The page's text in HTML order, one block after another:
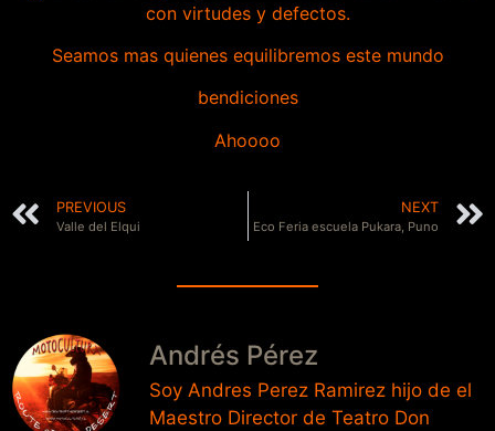
con virtudes y defectos.
Seamos mas quienes equilibremos este mundo
bendiciones
Ahoooo
PREVIOUS
Valle del Elqui
NEXT
Eco Feria escuela Pukara, Puno
Andrés Pérez
Soy Andres Perez Ramirez hijo de el
Maestro Director de Teatro Don